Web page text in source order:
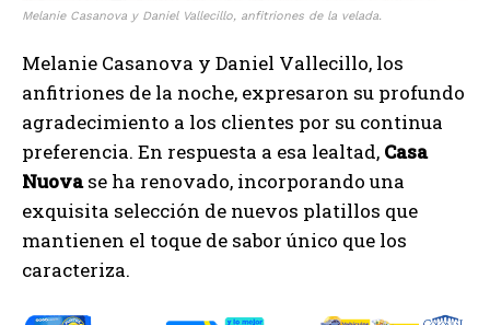
Melanie Casanova y Daniel Vallecillo, anfitriones de la velada.
Melanie Casanova y Daniel Vallecillo, los
anfitriones de la noche, expresaron su profundo
agradecimiento a los clientes por su continua
preferencia. En respuesta a esa lealtad, Casa
Nuovase ha renovado, incorporando una
exquisita selección de nuevos platillos que
mantienen el toque de sabor único que los
caracteriza.